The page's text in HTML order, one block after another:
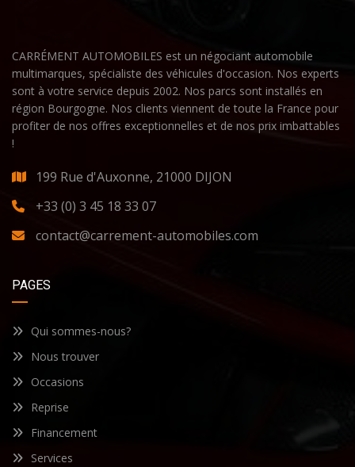
CARRÉMENT AUTOMOBILES est un négociant automobile
multimarques, spécialiste des véhicules d'occasion. Nos experts
sont à votre service depuis 2002. Nos parcs sont installés en
région Bourgogne. Nos clients viennent de toute la France pour
profiter de nos offres exceptionnelles et de nos prix imbattables
!
199 Rue d'Auxonne, 21000 DIJON
+33 (0) 3 45 18 33 07
contact@carrement-automobiles.com
PAGES
Qui sommes-nous?
Nous trouver
Occasions
Reprise
Financement
Services